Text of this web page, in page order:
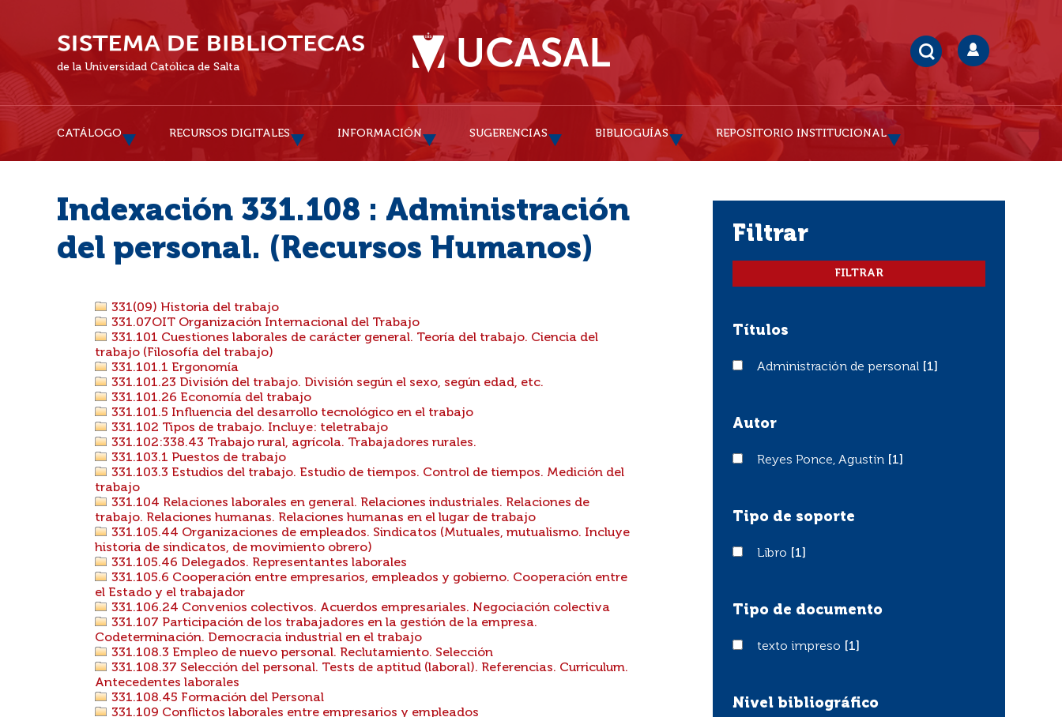
de la Universidad Católica de Salta
CATÁLOGO RECURSOS DIGITALES INFORMACIÓN SUGERENCIAS BIBLIOGUÍAS REPOSITORIO INSTITUCIONAL
Indexación 331.108 : Administración
del personal. (Recursos Humanos)
331(09) Historia del trabajo
331.07OIT Organización Internacional del Trabajo
331.101 Cuestiones laborales de carácter general. Teoría del trabajo. Ciencia del
trabajo (Filosofía del trabajo)
331.101.1 Ergonomía
331.101.23 División del trabajo. División según el sexo, según edad, etc.
331.101.26 Economía del trabajo
331.101.5 Influencia del desarrollo tecnológico en el trabajo
331.102 Tipos de trabajo. Incluye: teletrabajo
331.102:338.43 Trabajo rural, agrícola. Trabajadores rurales.
331.103.1 Puestos de trabajo
331.103.3 Estudios del trabajo. Estudio de tiempos. Control de tiempos. Medición del
trabajo
331.104 Relaciones laborales en general. Relaciones industriales. Relaciones de
trabajo. Relaciones humanas. Relaciones humanas en el lugar de trabajo
331.105.44 Organizaciones de empleados. Sindicatos (Mutuales, mutualismo. Incluye
historia de sindicatos, de movimiento obrero)
331.105.46 Delegados. Representantes laborales
331.105.6 Cooperación entre empresarios, empleados y gobierno. Cooperación entre
el Estado y el trabajador
331.106.24 Convenios colectivos. Acuerdos empresariales. Negociación colectiva
331.107 Participación de los trabajadores en la gestión de la empresa.
Codeterminación. Democracia industrial en el trabajo
331.108.3 Empleo de nuevo personal. Reclutamiento. Selección
331.108.37 Selección del personal. Tests de aptitud (laboral). Referencias. Curriculum.
Antecedentes laborales
331.108.45 Formación del Personal
331.109 Conflictos laborales entre empresarios y empleados
filtrar
Títulos
Administración de personal
Administración de personal [1]
Autor
Reyes Ponce, Agustín
Reyes Ponce, Agustín [1]
Tipo de soporte
LibroLibro [1]
Tipo de documento
texto impreso
texto impreso [1]
Nivel bibliográfico